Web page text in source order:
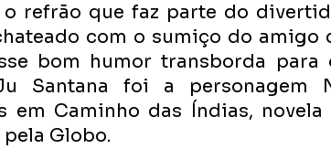
refrão que faz parte do
com o sumiço do amigo
bom humor transborda para
Santana foi a personagem
em Caminho das Índias, novela
Globo.